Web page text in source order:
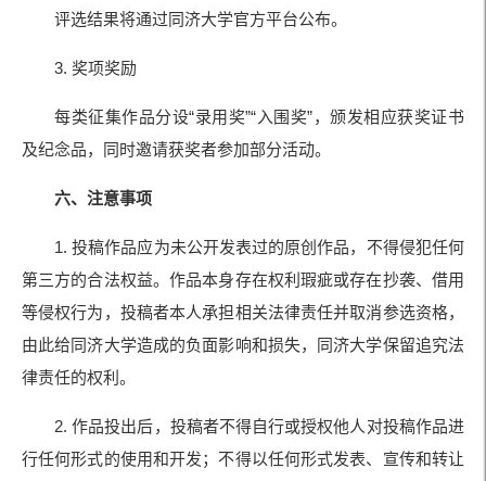
评选结果将通过同济大学官方平台公布。
3. 奖项奖励
每类征集作品分设“录用奖”“入围奖”，颁发相应获奖证书
及纪念品，同时邀请获奖者参加部分活动。
六、注意事项
1. 投稿作品应为未公开发表过的原创作品，不得侵犯任何
第三方的合法权益。作品本身存在权利瑕疵或存在抄袭、借用
等侵权行为，投稿者本人承担相关法律责任并取消参选资格，
由此给同济大学造成的负面影响和损失，同济大学保留追究法
律责任的权利。
2. 作品投出后，投稿者不得自行或授权他人对投稿作品进
行任何形式的使用和开发；不得以任何形式发表、宣传和转让